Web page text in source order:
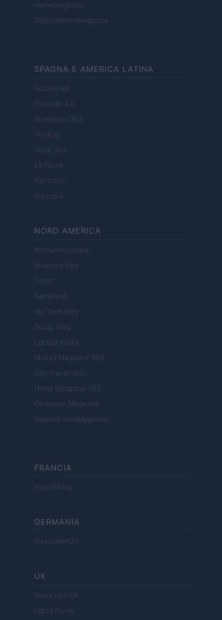
HomeMagazine
SecondHomeMagazine
SPAGNA E AMERICA LATINA
Actualidad
Finanzas 24
Investindo 365
Think.es
Viajar 365
ES Newz
Pet Story
Encocina
NORD AMERICA
Womanmagazine
Investing Plus
Newz
Gameland
Hig Tech Mag
Scoop Mag
Lgbtqia News
Motors Magazine 365
Day Travel 365
Home Magazine 365
Cineverse Magazine
SecondHomeMagazine
FRANCIA
InvestirMag
GERMANIA
Investieren24
UK
News Hub UK
Lgbtq News